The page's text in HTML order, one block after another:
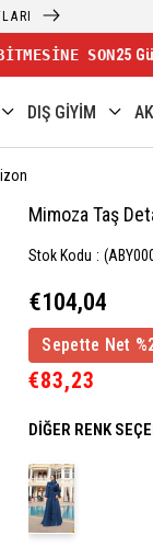
SON25
DIŞ GİYİM
Mimoza Taş
Stok Kodu
€104,04
Sepette Net
€83,23
DIĞER RENK